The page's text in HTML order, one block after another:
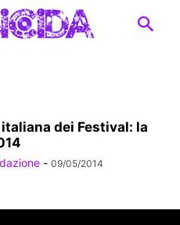
italiana dei Festival: la
- 09/05/2014